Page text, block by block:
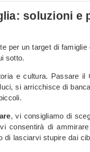
soluzioni e
per un target di
sotto.
e cultura. Passare
si arricchisce di
, vi consigliamo di
consentirà di
lasciarvi stupire dai